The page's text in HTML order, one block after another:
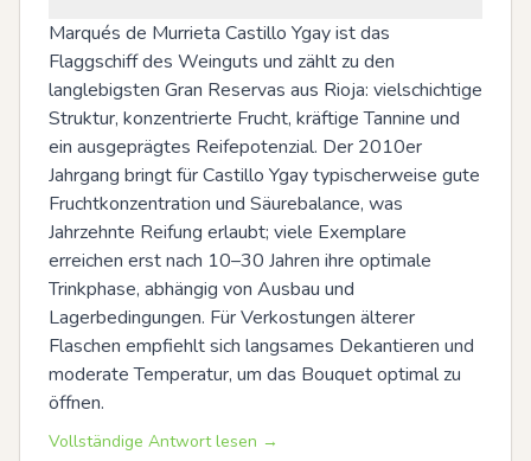
Marqués de Murrieta Castillo Ygay ist das
Flaggschiff des Weinguts und zählt zu den
langlebigsten Gran Reservas aus Rioja: vielschichtige
Struktur, konzentrierte Frucht, kräftige Tannine und
ein ausgeprägtes Reifepotenzial. Der 2010er
Jahrgang bringt für Castillo Ygay typischerweise gute
Fruchtkonzentration und Säurebalance, was
Jahrzehnte Reifung erlaubt; viele Exemplare
erreichen erst nach 10–30 Jahren ihre optimale
Trinkphase, abhängig von Ausbau und
Lagerbedingungen. Für Verkostungen älterer
Flaschen empfiehlt sich langsames Dekantieren und
moderate Temperatur, um das Bouquet optimal zu
öffnen.
Vollständige Antwort lesen →